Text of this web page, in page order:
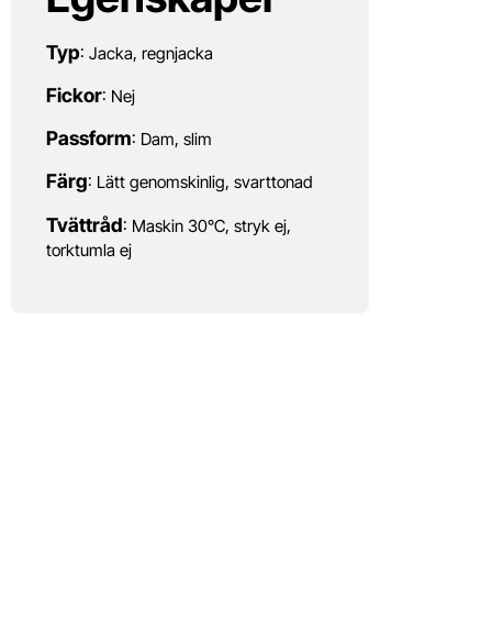
Typ: Jacka, regnjacka
Fickor: Nej
Passform: Dam, slim
Färg: Lätt genomskinlig, svarttonad
Tvättråd: Maskin 30°C, stryk ej,
torktumla ej